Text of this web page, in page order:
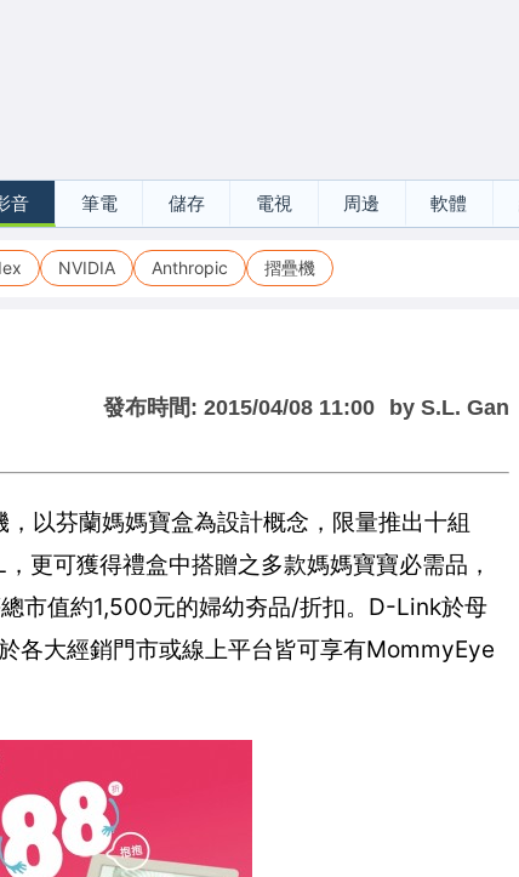
音 筆電 儲存 電視 周邊 軟體
NVIDIA Anthropic 摺疊機
發布時間: 2015/04/08 11:00 by S.L. Gan
以芬蘭媽媽寶盒為設計概念，限量推出十組
更可獲得禮盒中搭贈之多款媽媽寶寶必需品，
市值約1,500元的婦幼夯品/折扣。D-Link於母
各大經銷門市或線上平台皆可享有MommyEye